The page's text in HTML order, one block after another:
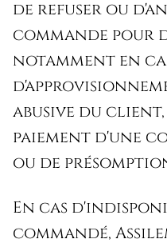
de refuser ou
commande pour
notamment en
abusive du
paiement d'une
ou de
En cas
commandé,